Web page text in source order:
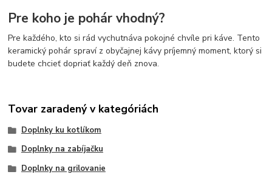
Pre koho je pohár vhodný?
Pre každého, kto si rád vychutnáva pokojné chvíle pri káve. Tento
keramický pohár spraví z obyčajnej kávy príjemný moment, ktorý si
budete chcieť dopriať každý deň znova.
Tovar zaradený v kategóriách
Doplnky ku kotlíkom
Doplnky na zabíjačku
Doplnky na grilovanie